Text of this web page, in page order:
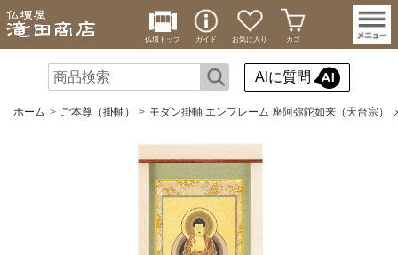
仏壇トップ ガイド お気に入り カゴ
AIに質問
ホーム ご本尊（掛軸） モダン掛軸 エンフレーム 座阿弥陀如来（天台宗）